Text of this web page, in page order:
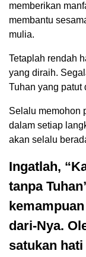
memberikan
membantu
mulia.
Tetaplah rendah
yang diraih.
Tuhan yang patut
Selalu memohon
dalam setiap
akan selalu
Ingatlah,
tanpa
dari-Nya.
satukan